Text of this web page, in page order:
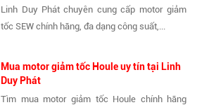
Linh Duy Phát chuyên cung cấp motor giảm
tốc SEW chính hãng, đa dạng công suất,...
Mua motor giảm tốc Houle uy tín tại Linh
Duy Phát
Tìm mua motor giảm tốc Houle chính hãng